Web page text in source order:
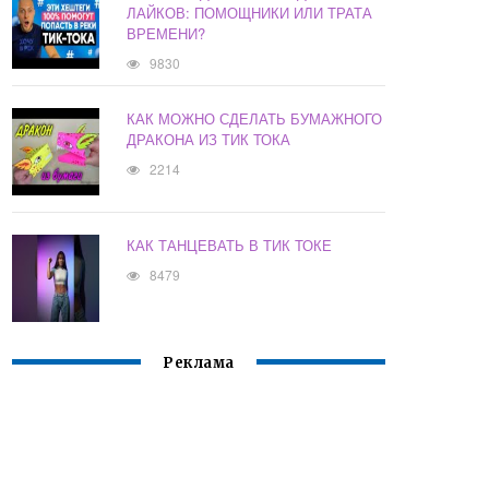
ЛАЙКОВ: ПОМОЩНИКИ ИЛИ ТРАТА
ВРЕМЕНИ?
9830
КАК МОЖНО СДЕЛАТЬ БУМАЖНОГО
ДРАКОНА ИЗ ТИК ТОКА
2214
КАК ТАНЦЕВАТЬ В ТИК ТОКЕ
8479
Реклама